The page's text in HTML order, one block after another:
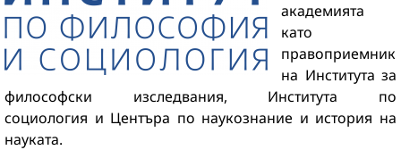
академията
като
правоприемник
на Института за
философски изследвания, Института по
социология и Центъра по наукознание и история на
науката.